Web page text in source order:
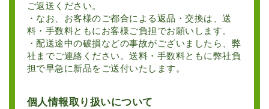
ご返送ください。
・なお、お客様のご都合による返品・交換は、送
料・手数料ともにお客様ご負担でお願いします。
・配送途中の破損などの事故がございましたら、弊
社までご連絡ください。送料・手数料ともに弊社負
担で早急に新品をご送付いたします。
個人情報取り扱いについて